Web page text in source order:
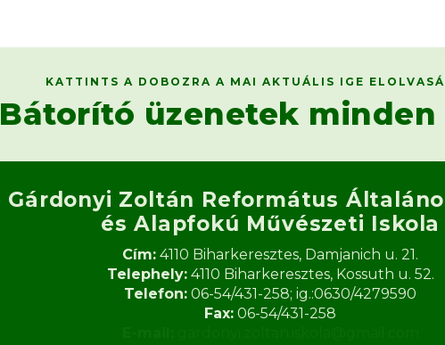
KATTINTS A DOBOZRA A MAI AKTUÁLIS IGE
Bátorító üzenetek minden
Gárdonyi Zoltán Református
és Alapfokú Művészeti Iskola​
Cím: 4110 Biharkeresztes, Damjanich u. 21.
Telephely:4110 Biharkeresztes, Kossuth u. 52.
Telefon: 06-54/431-258; ig.:0630/4279590
Fax: 06-54/431-258